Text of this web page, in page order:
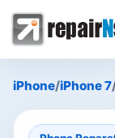
iPhone/iPhone 7